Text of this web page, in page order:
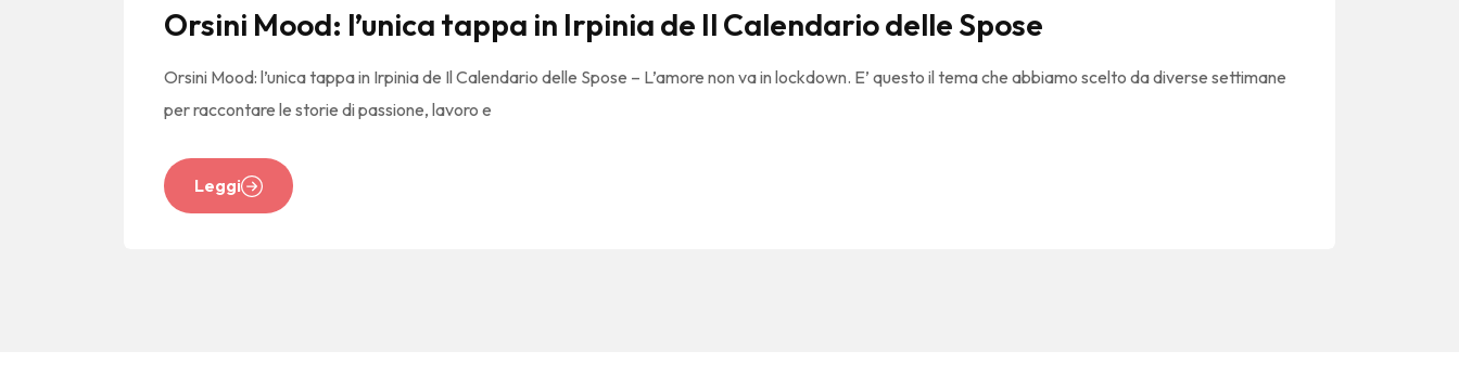
Orsini Mood: l’unica tappa in Irpinia de Il Calendario delle Spose
Orsini Mood: l’unica tappa in Irpinia de Il Calendario delle Spose – L’amore non va in lockdown. E’ questo il tema che abbiamo scelto da diverse settimane
per raccontare le storie di passione, lavoro e
Leggi